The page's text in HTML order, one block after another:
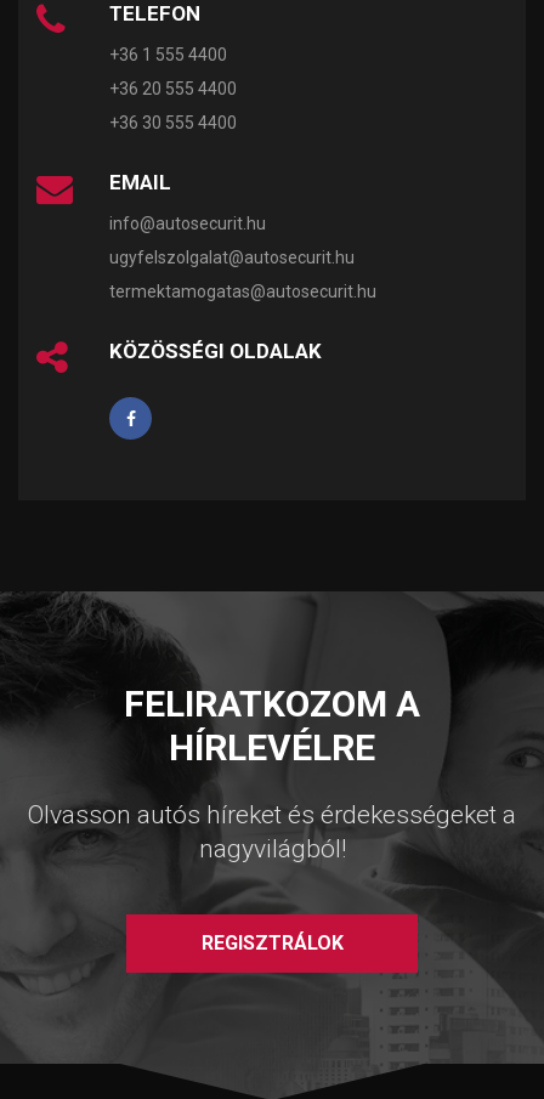
TELEFON
+36 1 555 4400
+36 20 555 4400
+36 30 555 4400
EMAIL
info@autosecurit.hu
ugyfelszolgalat@autosecurit.hu
termektamogatas@autosecurit.hu
KÖZÖSSÉGI OLDALAK
FELIRATKOZOM A
HÍRLEVÉLRE
Olvasson autós híreket és érdekességeket a
nagyvilágból!
REGISZTRÁLOK